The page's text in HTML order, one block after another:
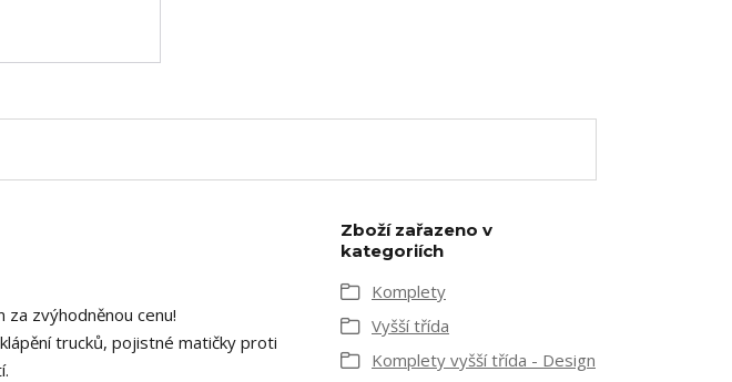
zvýhodněnou cenu!
trucků, pojistné matičky proti
Zboží zařazeno v
kategoriích
Komplety
Vyšší třída
Komplety vyšší třída - Design